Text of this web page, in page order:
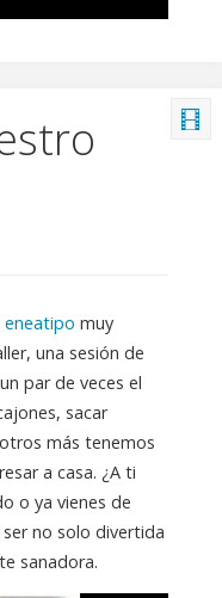
eneatipo muy
una sesión de
par de veces el
sacar
más tenemos
a casa. ¿A ti
o ya vienes de
no solo divertida
sanadora.